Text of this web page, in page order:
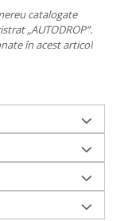
catalogate
„AUTODROP”.
în acest articol